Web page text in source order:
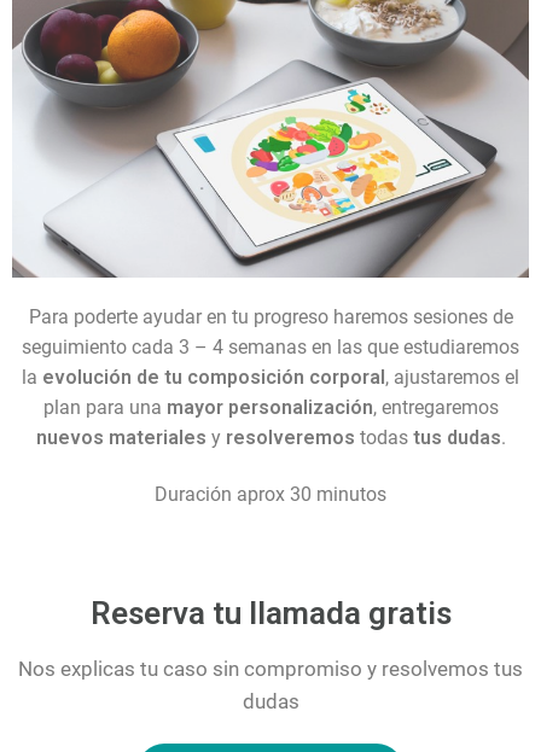
Para poderte ayudar en tu progreso haremos sesiones de
seguimiento cada 3 – 4 semanas en las que estudiaremos
la evolución de tu composición corporal, ajustaremos el
plan para una mayor personalización, entregaremos
nuevos materiales y resolveremos todas tus dudas.
Duración aprox 30 minutos
Reserva tu llamada gratis
Nos explicas tu caso sin compromiso y resolvemos tus
dudas